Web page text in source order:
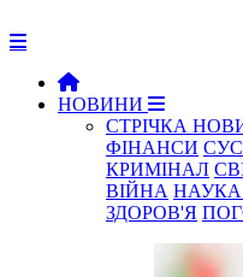
НОВИНИ
СТРІЧКА
ФІНАНСИ
КРИМІНАЛ
ВІЙНА НАУКА
ЗДОРОВ'Я